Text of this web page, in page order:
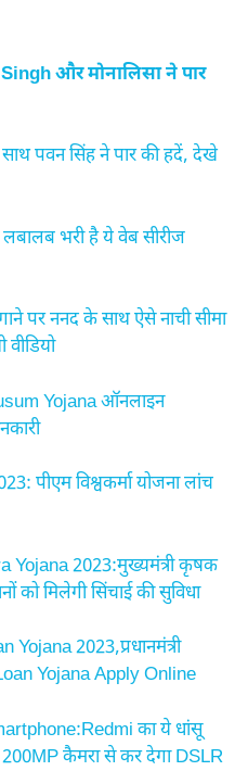
और मोनालिसा ने पार
पवन सिंह ने पार की हदें, देखे
भरी है ये वेब सीरीज
पर ननद के साथ ऐसे नाची सीमा
Yojana ऑनलाइन
पीएम विश्वकर्मा योजना लांच
Yojana 2023:मुख्यमंत्री कृषक
को मिलेगी सिंचाई की सुविधा
2023,प्रधानमंत्री
Yojana Apply Online
का ये धांसू
200MP कैमरा से कर देगा DSLR